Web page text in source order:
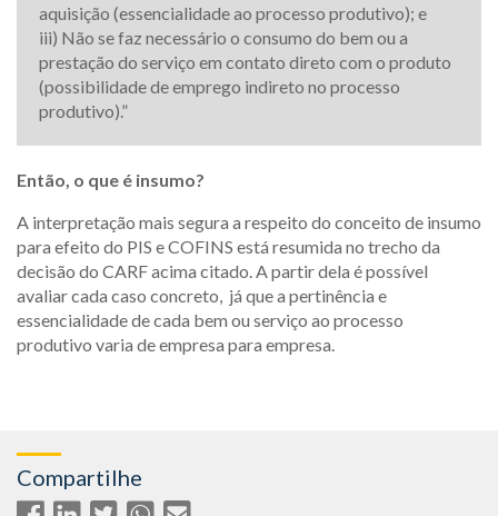
aquisição (essencialidade ao processo produtivo); e
iii) Não se faz necessário o consumo do bem ou a
prestação do serviço em contato direto com o produto
(possibilidade de emprego indireto no processo
produtivo).”
Então, o que é insumo?
A interpretação mais segura a respeito do conceito de insumo
para efeito do PIS e COFINS está resumida no trecho da
decisão do CARF acima citado. A partir dela é possível
avaliar cada caso concreto, já que a pertinência e
essencialidade de cada bem ou serviço ao processo
produtivo varia de empresa para empresa.
Compartilhe